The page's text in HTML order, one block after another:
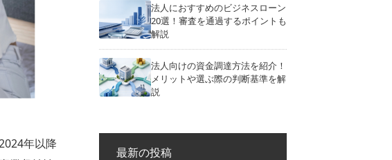
年以降
法人におすすめのビジネスローン
20選！審査を通過するポイントも
解説
法人向けの資金調達方法を紹介！
メリットや選ぶ際の判断基準を解
説
最新の投稿